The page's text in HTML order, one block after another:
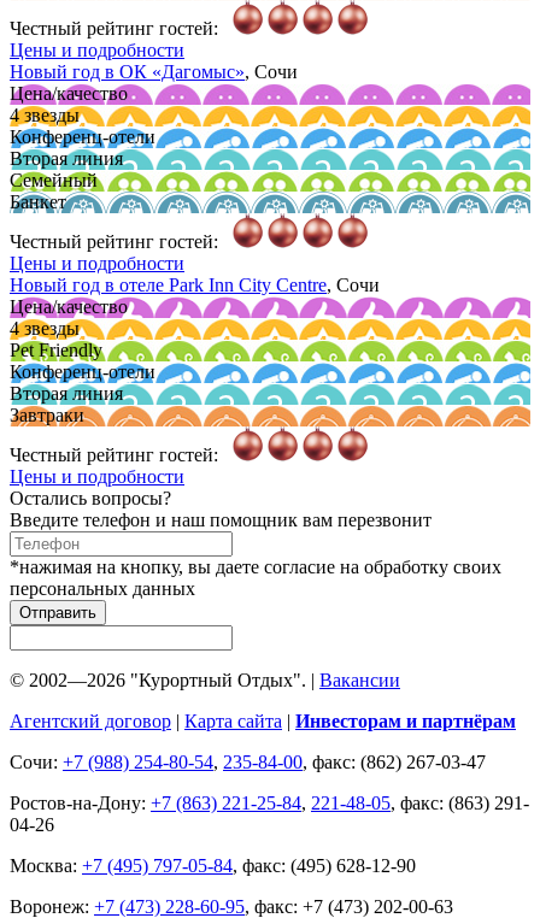
Честный рейтинг гостей:
Цены и подробности
Новый год в ОК «Дагомыс», Сочи
Цена/качество
4 звезды
Конференц-отели
Вторая линия
Семейный
Банкет
Честный рейтинг гостей:
Цены и подробности
Новый год в отеле Park Inn City Centre, Сочи
Цена/качество
4 звезды
Pet Friendly
Конференц-отели
Вторая линия
Завтраки
Честный рейтинг гостей:
Цены и подробности
Остались вопросы?
Введите телефон и наш помощник вам перезвонит
*нажимая на кнопку, вы даете согласие на обработку своих
персональных данных
Отправить
© 2002—2026 "Курортный Отдых". | Вакансии
Агентский договор | Карта сайта | Инвесторам и партнёрам
Сочи: +7 (988) 254-80-54, 235-84-00, факс: (862) 267-03-47
Ростов-на-Дону: +7 (863) 221-25-84, 221-48-05, факс: (863) 291-
04-26
Москва: +7 (495) 797-05-84, факс: (495) 628-12-90
Воронеж: +7 (473) 228-60-95, факс: +7 (473) 202-00-63